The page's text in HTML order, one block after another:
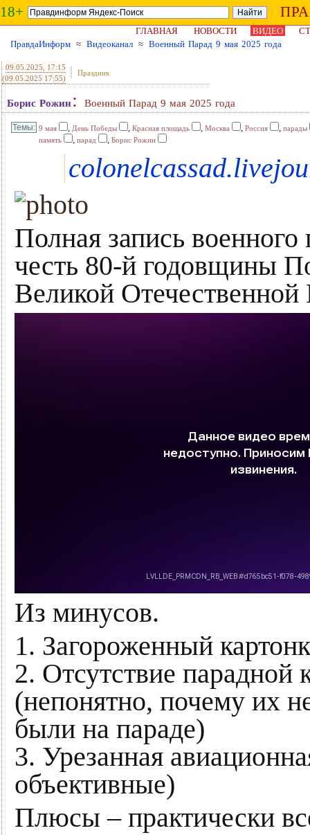
18+
ГЛАВНАЯ НОВОСТИ ВИДЕО
ПравдаИнформ ≈ Видеоканал ≈ Военный Парад 9 мая 2025 года
09.05.2025 , 17:15
(09.05.2025 17:55)
Праздник
Борис Рожин: Военный Парад 9 мая 2025 года
9 мая , День Победы , Красная площадь , Москва , Россия , парады
память
, парад , Борис Рожин
Полная запись
честь 80-й годовщины
Великой
Из минусов.
1. Загороженный
2. Отсутствие
(непонятно, почему их
были на параде)
3. Урезанная
объективные)
Плюсы – практически